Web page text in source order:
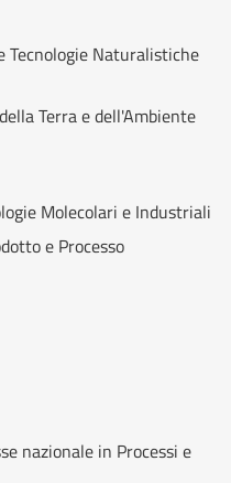
Tecnologie Naturalistiche
Terra e dell'Ambiente
Molecolari e Industriali
e Processo
nazionale in Processi e